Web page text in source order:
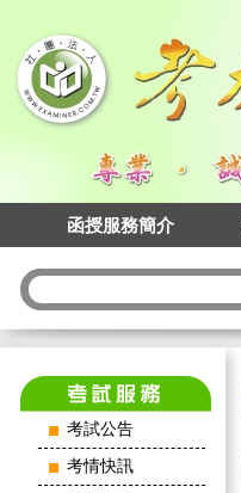
函授服務簡介
考試公告
考情快訊